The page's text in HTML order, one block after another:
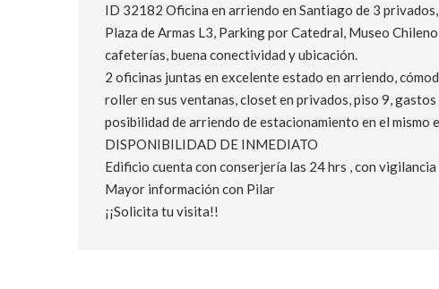
ID 32182 Oficina en arriendo en Santiago de 3
Plaza de Armas L3, Parking por Catedral, Museo
cafeterías, buena conectividad y ubicación.
2 oficinas juntas en excelente estado en arriendo,
roller en sus ventanas, closet en privados, piso 9,
posibilidad de arriendo de estacionamiento en el mismo
DISPONIBILIDAD DE INMEDIATO
Edificio cuenta con conserjería las 24 hrs , con vigilancia
Mayor información con Pilar
¡¡Solicita tu visita!!